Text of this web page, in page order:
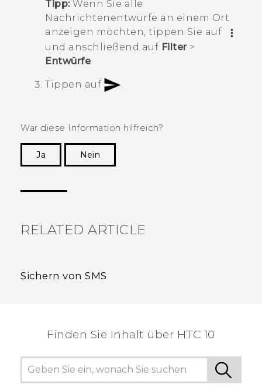
Tipp:Wenn Sie alle
Nachrichtenentwürfe an einem Ort
anzeigen möchten, tippen Sie auf
und anschließend auf Filter>
Entwürfe.
Tippen auf
War diese Information hilfreich?
Ja
Nein
RELATED ARTICLE
Sichern von SMS
Finden Sie Inhalt über‎ HTC 10